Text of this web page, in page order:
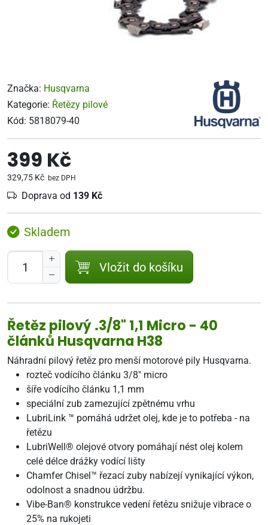
Značka: Husqvarna
Kategorie: Řetězy pilové
Kód: 5818079-40
399 Kč
329,75 Kč bez DPH
Doprava od 139 Kč
Skladem
Vložit do košíku
Řetěz pilový .3/8" 1,1 Micro - 40
článků Husqvarna H38
Náhradní pilový řetěz pro menší motorové pily Husqvarna.
rozteč vodícího článku 3/8" micro
šíře vodícího článku 1,1 mm
speciální zub zamezující zpětnému vrhu
LubriLink ™ pomáhá udržet olej, kde je to potřeba - na
řetězu
LubriWell® olejové otvory pomáhají nést olej kolem
celé délce drážky vodící lišty
Chamfer Chisel™ řezací zuby nabízejí vynikající výkon,
odolnost a snadnou údržbu.
Vibe-Ban® konstrukce vedení řetězu snižuje vibrace o
25% na rukojeti